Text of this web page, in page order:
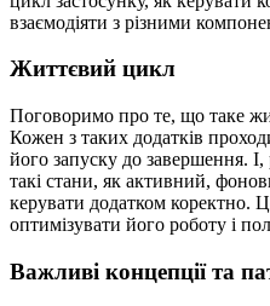
взаємодіяти з різними
Життєвий цикл
Поговоримо про те, що таке
Кожен з таких додатків
його запуску до завершення.
такі стани, як активний,
керувати додатком коректно.
оптимізувати його роботу і
Важливі концепції та